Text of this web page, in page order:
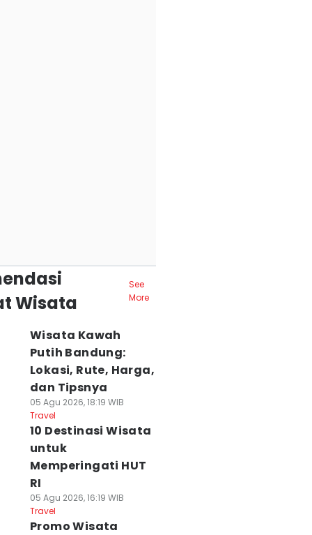
Wisata
See
More
Wisata Kawah
Putih Bandung:
Lokasi, Rute, Harga,
dan Tipsnya
05 Agu 2026, 18:19 WIB
Travel
10 Destinasi Wisata
untuk
Memperingati HUT
RI
05 Agu 2026, 16:19 WIB
Travel
Promo Wisata